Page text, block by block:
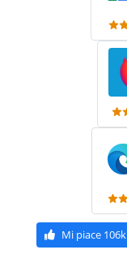
Mi piace 106k